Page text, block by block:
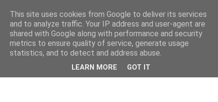
kristietim
viss, kas jāzin kristietim
This site uses cookies from Google to deliver its services
and to analyze traffic. Your IP address and user-agent are
shared with Google along with performance and security
metrics to ensure quality of service, generate usage
statistics, and to detect and address abuse.
LEARN MORE GOT IT